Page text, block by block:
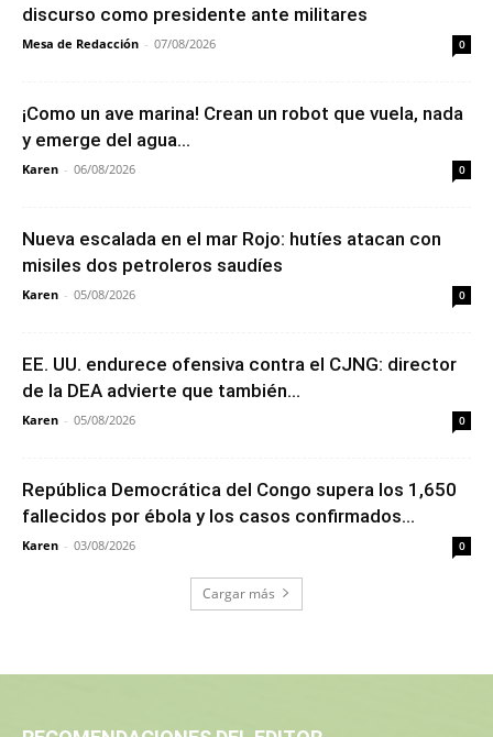
discurso como presidente ante militares
Mesa de Redacción - 07/08/2026 0
¡Como un ave marina! Crean un robot que vuela, nada
y emerge del agua...
Karen - 06/08/2026 0
Nueva escalada en el mar Rojo: hutíes atacan con
misiles dos petroleros saudíes
Karen - 05/08/2026 0
EE. UU. endurece ofensiva contra el CJNG: director
de la DEA advierte que también...
Karen - 05/08/2026 0
República Democrática del Congo supera los 1,650
fallecidos por ébola y los casos confirmados...
Karen - 03/08/2026 0
Cargar más